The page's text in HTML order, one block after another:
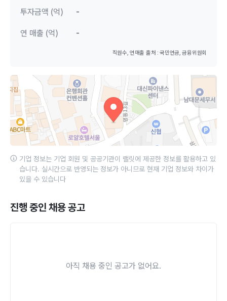
투자금액 (억) -
연 매출 (억) -
직원수, 연매출 출처 : 국민연금, 금융위원회
기업 정보는 기업 회원 및 공공기관이 랠릿에 제공한 정보를 활용하고 있
습니다. 실시간으로 반영되는 정보가 아니므로 현재 기업 정보와 차이가
있을 수 있습니다
진행 중인 채용 공고
아직 채용 중인 공고가 없어요.